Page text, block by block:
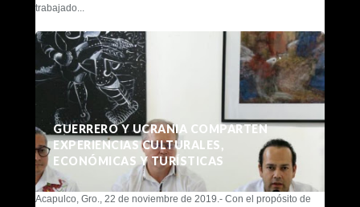
trabajado...
GUERRERO Y UCRANIA COMPARTEN
EXPERIENCIAS CULTURALES,
ECONÓMICAS Y TURÍSTICAS
Acapulco, Gro., 22 de noviembre de 2019.- Con el propósito de